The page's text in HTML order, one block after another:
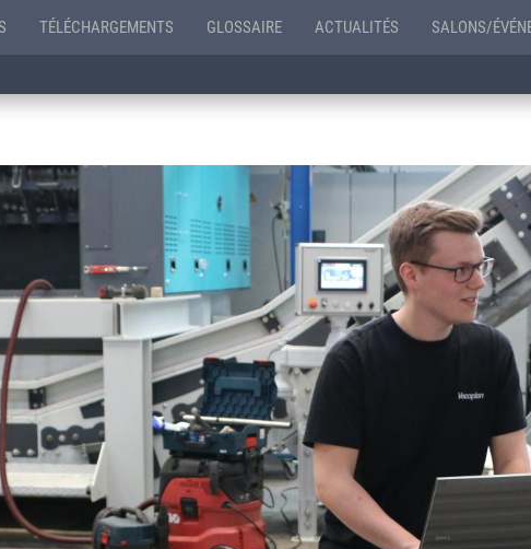
TÉLÉCHARGEMENTS GLOSSAIRE ACTUALITÉS SALONS/